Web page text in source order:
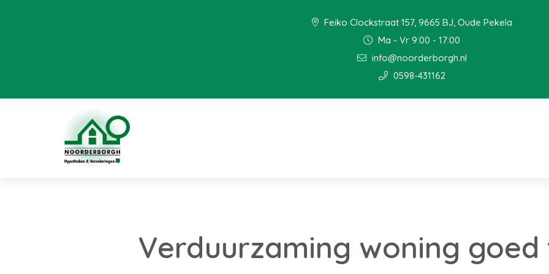
Feiko Clockstraat 157, 9665 BJ, Oude Pekela
Ma - Vr 9:00 - 17:00
info@noorderborgh.nl
0598-431162
Verduurzaming woning goed